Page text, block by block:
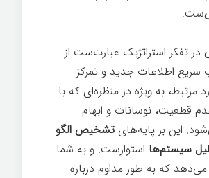
ست.
در تفکر استراتژیک عبارت‌ست از
سریع اطلاعات جدید و تمرکز
مرتبط، به ویژه در منظره‌ای که با
قطعیت، نوسانات و ابهام
این بر پایه‌های تشخیص الگو
سیستم‌ها استوارست. و به شما
می‌دهد که به طور مداوم درباره